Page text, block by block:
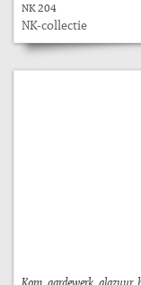
NK 204
NK-collectie